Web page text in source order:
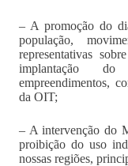
– A promoção do
população,
representativas
implantação
empreendimentos,
da OIT;
– A intervenção do
proibição do uso
nossas regiões,